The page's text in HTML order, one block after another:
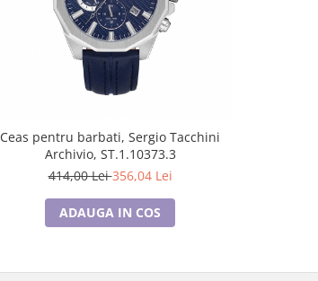
Ceas pentru barbati, Sergio Tacchini
Archivio, ST.1.10373.3
414,00 Lei356,04 Lei
ADAUGA IN COS